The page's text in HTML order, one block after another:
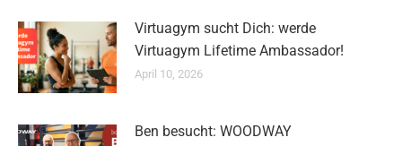
Virtuagym sucht Dich: werde
Virtuagym Lifetime Ambassador!
April 10, 2026
Ben besucht: WOODWAY